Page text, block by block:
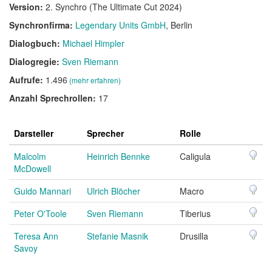
Version: 2. Synchro (The Ultimate Cut 2024)
Synchronfirma: Legendary Units GmbH, Berlin
Dialogbuch: Michael Himpler
Dialogregie: Sven Riemann
Aufrufe: 1.496 (mehr erfahren)
Anzahl Sprechrollen: 17
Darsteller Sprecher
Rolle
Malcolm
McDowell
Heinrich Bennke Caligula
Guido Mannari Ulrich Blöcher
Macro
Peter O'Toole
Sven Riemann
Tiberius
Teresa Ann
Savoy
Stefanie Masnik Drusilla